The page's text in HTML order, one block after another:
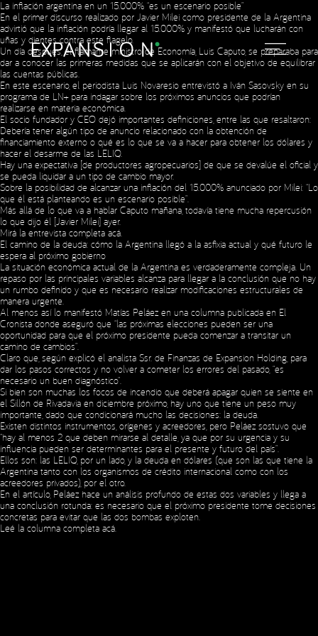
La inflación argentina en un 15.000% “es un escenario posible”
En el primer discurso realizado por Javier Milei como presidente de la Argentina
advirtió que la inflación podría llegar al 15.000% y manifestó que lucharán con
uñas y dientes contra este flagelo.
Un día después, el flamante ministro de Economía, Luis Caputo, se preparaba para
dar a conocer las primeras medidas que se aplicarán con el objetivo de equilibrar
las cuentas públicas.
En este escenario, el periodista Luis Novaresio entrevistó a Iván Sasovsky en su
programa de LN+ para indagar sobre los próximos anuncios que podrían
realizarse en materia económica.
El socio fundador y CEO dejó importantes definiciones, entre las que resaltaron:
Debería tener algún tipo de anuncio relacionado con la obtención de
financiamiento externo o qué es lo que se va a hacer para obtener los dólares y
hacer el desarme de las LELIQ.
Hay una expectativa [de productores agropecuarios] de que se devalúe el oficial y
se pueda liquidar a un tipo de cambio mayor.
Sobre la posibilidad de alcanzar una inflación del 15.000% anunciado por Milei: “Lo
que él está planteando es un escenario posible”.
Más allá de lo que va a hablar Caputo mañana, todavía tiene mucha repercusión
lo que dijo él [Javier Milei] ayer.
Mirá la entrevista completa acá
El camino de la deuda: cómo la Argentina llegó a la asfixia actual y qué futuro le
espera al próximo gobierno
La situación económica actual de la Argentina es verdaderamente compleja. Un
repaso por las principales variables alcanza para llegar a la conclusión que no hay
un rumbo definido y que es necesario realizar modificaciones estructurales de
manera urgente.
Al menos así lo manifestó Matías Peláez en una columna publicada en El
Cronista donde aseguró que “las próximas elecciones pueden ser una
oportunidad para que el próximo presidente pueda comenzar a transitar un
camino de cambios”.
Claro que, según explicó el analista Ssr. de Finanzas de Expansion Holding, para
dar los pasos correctos y no volver a cometer los errores del pasado, “es
necesario un buen diagnóstico”.
Si bien son muchas los focos de incendio que deberá apagar quien se siente en
el Sillón de Rivadavia en diciembre próximo, hay uno que tiene un peso muy
importante, dado que condicionará mucho las decisiones: la deuda.
Existen distintos instrumentos, orígenes y acreedores, pero Peláez sostuvo que
“hay al menos 2 que deben mirarse al detalle, ya que por su urgencia y su
influencia pueden ser determinantes para el presente y futuro del país”.
Ellos son: las LELIQ, por un lado, y la deuda en dólares (que son las que tiene la
Argentina tanto con los organismos de crédito internacional como con los
acreedores privados), por el otro.
En el artículo, Peláez hace un análisis profundo de estas dos variables y llega a
una conclusión rotunda: es necesario que el próximo presidente tome decisiones
concretas para evitar que las dos bombas exploten.
Leé la columna completa acá
Copyright © 2023 Expansion.
Social Media